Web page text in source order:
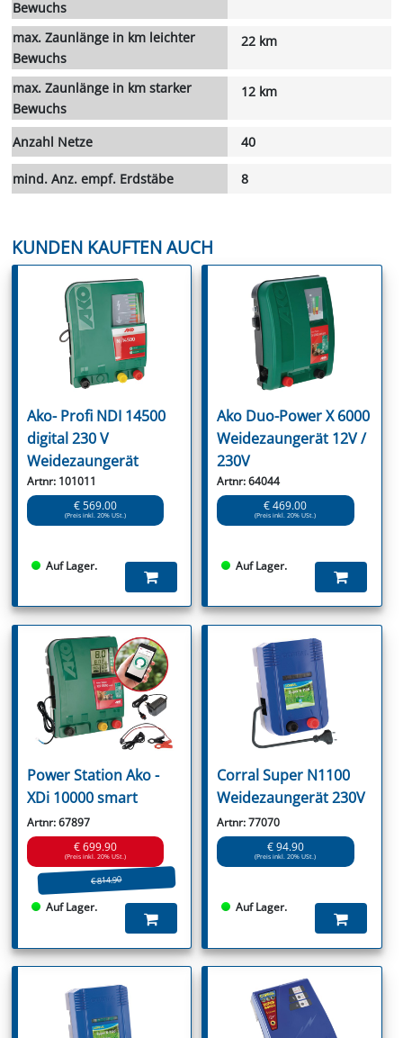
Bewuchs
max. Zaunlänge in km leichter
Bewuchs
22 km
max. Zaunlänge in km starker
Bewuchs
12 km
Anzahl Netze 40
mind. Anz. empf. Erdstäbe 8
KUNDEN KAUFTEN AUCH
Ako- Profi NDI 14500
digital 230 V
Weidezaungerät
Artnr: 101011
€ 569.00
(Preis inkl. 20% USt.)
Auf Lager.
Ako Duo-Power X 6000
Weidezaungerät 12V /
230V
Artnr: 64044
€ 469.00
(Preis inkl. 20% USt.)
Auf Lager.
Power Station Ako -
XDi 10000 smart
Artnr: 67897
€ 699.90
(Preis inkl. 20% USt.)
€ 814.90
Auf Lager.
Corral Super N1100
Weidezaungerät 230V
Artnr: 77070
€ 94.90
(Preis inkl. 20% USt.)
Auf Lager.